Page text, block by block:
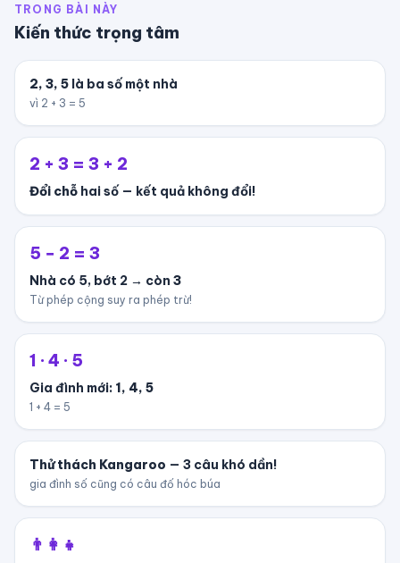
TRONG BÀI NÀY
Kiến thức trọng tâm
2, 3, 5 là ba số một nhà
vì 2 + 3 = 5
2 + 3 = 3 + 2
Đổi chỗ hai số — kết quả không đổi!
5 − 2 = 3
Nhà có 5, bớt 2 → còn 3
Từ phép cộng suy ra phép trừ!
1 · 4 · 5
Gia đình mới: 1, 4, 5
1 + 4 = 5
Thử thách Kangaroo — 3 câu khó dần!
gia đình số cũng có câu đố hóc búa
👨‍👩‍👧